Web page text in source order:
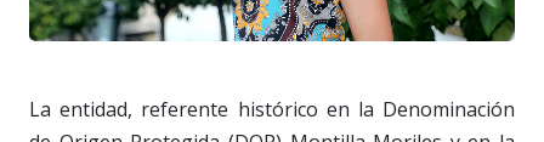
La entidad, referente histórico en la Denominación